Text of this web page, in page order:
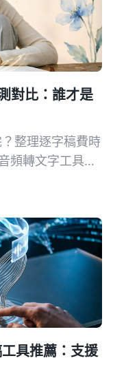
對比：誰才是
整理逐字稿費時
頻轉文字工具，
具推薦：支援